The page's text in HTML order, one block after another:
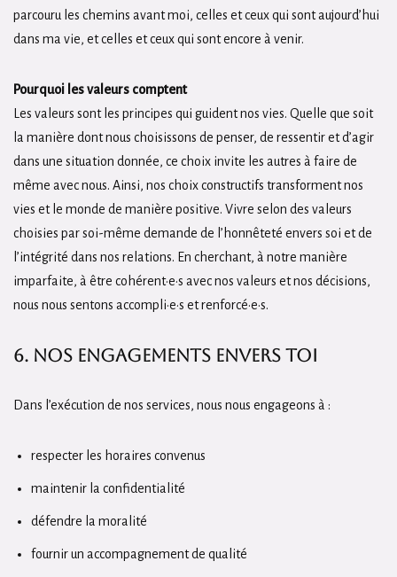
parcouru les chemins avant moi, celles et ceux qui sont aujourd’hui
dans ma vie, et celles et ceux qui sont encore à venir.
Pourquoi les valeurs comptent
Les valeurs sont les principes qui guident nos vies. Quelle que soit
la manière dont nous choisissons de penser, de ressentir et d’agir
dans une situation donnée, ce choix invite les autres à faire de
même avec nous. Ainsi, nos choix constructifs transforment nos
vies et le monde de manière positive. Vivre selon des valeurs
choisies par soi-même demande de l’honnêteté envers soi et de
l’intégrité dans nos relations. En cherchant, à notre manière
imparfaite, à être cohérent·e·s avec nos valeurs et nos décisions,
nous nous sentons accompli·e·s et renforcé·e·s.
6. Nos engagements envers toi
Dans l’exécution de nos services, nous nous engageons à :
respecter les horaires convenus
maintenir la confidentialité
défendre la moralité
fournir un accompagnement de qualité